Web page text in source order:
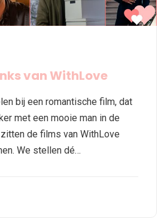
van WithLove
bij een romantische film, dat
met een mooie man in de
de films van WithLove
We stellen dé…